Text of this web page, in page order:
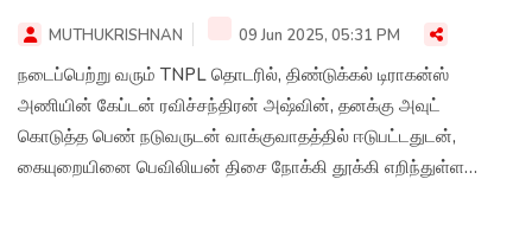
MUTHUKRISHNAN 09 Jun 2025, 05:31 PM
நடைப்பெற்று வரும் TNPL தொடரில், திண்டுக்கல் டிராகன்ஸ்
அணியின் கேப்டன் ரவிச்சந்திரன் அஷ்வின், தனக்கு அவுட்
கொடுத்த பெண் நடுவருடன் வாக்குவாதத்தில் ஈடுபட்டதுடன்,
கையுறையினை பெவிலியன் திசை நோக்கி தூக்கி எறிந்துள்ள